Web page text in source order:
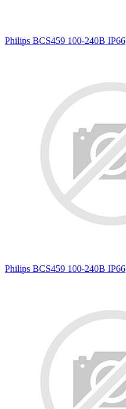
Philips BCS459 100-240В IP66
Philips BCS459 100-240В IP66